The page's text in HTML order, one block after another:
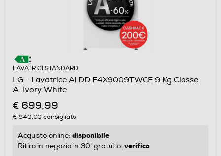
LAVATRICI STANDARD
LG - Lavatrice AI DD F4X9009TWCE 9 Kg Classe
A-Ivory White
€ 699,99
€ 849,00consigliato
Acquisto online: disponibile
Ritiro in negozio in 30' gratuito: verifica